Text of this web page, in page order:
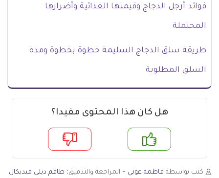
فوائد أرجل الدجاج وقيمتها الغذائية وأضرارها
المحتملة
طريقة سلق الدجاج السليمة خطوة بخطوة ومدة
السلق المطلوبة
هل كان هذا المحتوى مفيدا؟
لا
كتب بواسطة فاطمة عوني - المراجعة والتدقيق: طاقم ديلي ميديكال